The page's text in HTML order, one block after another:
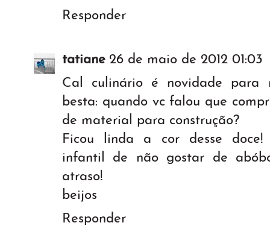
Responder
tatiane 26 de maio de 2012 01:03
Cal culinário é novidade para
besta: quando vc falou que
de material para construção?
Ficou linda a cor desse doce!
infantil de não gostar de
atraso!
beijos
Responder